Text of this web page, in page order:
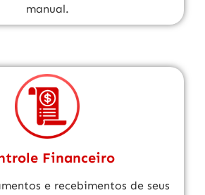
manual.
Financeiro
e recebimentos de seus